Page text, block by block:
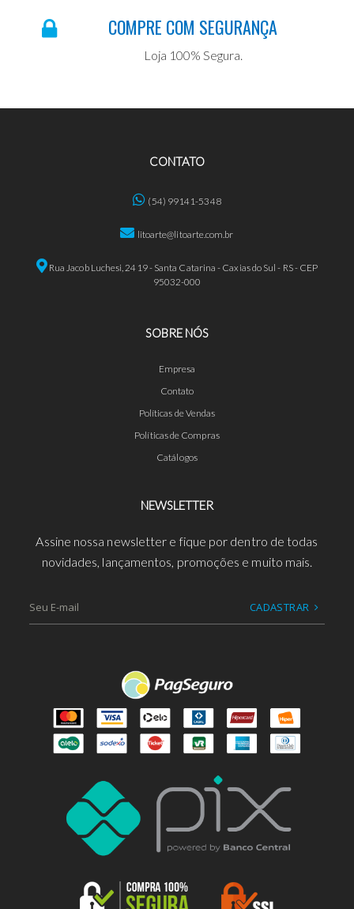
COMPRE COM SEGURANÇA
Loja 100% Segura.
CONTATO
(54) 99141-5348
litoarte@litoarte.com.br
Rua Jacob Luchesi, 2419 - Santa Catarina - Caxias do Sul - RS - CEP
95032-000
SOBRE NÓS
Empresa
Contato
Políticas de Vendas
Políticas de Compras
Catálogos
NEWSLETTER
Assine nossa newsletter e fique por dentro de todas
novidades, lançamentos, promoções e muito mais.
CADASTRAR